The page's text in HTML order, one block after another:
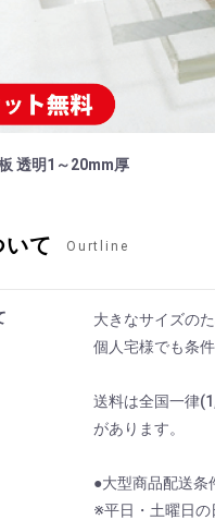
透明1～20mm厚
て Ourtline
大きなサイズの
個人宅様でも条
送料は全国一律
があります。
●大型商品配送条
※平日・土曜日